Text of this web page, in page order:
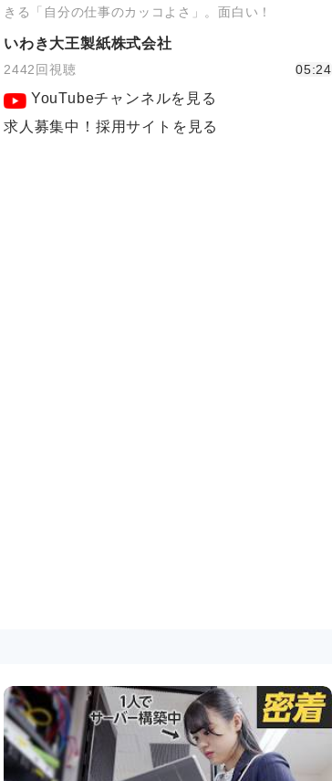
きる「自分の仕事のカッコよさ」。面白い！
いわき大王製紙株式会社
2442回視聴 05:24
YouTubeチャンネルを見る
求人募集中！採用サイトを見る